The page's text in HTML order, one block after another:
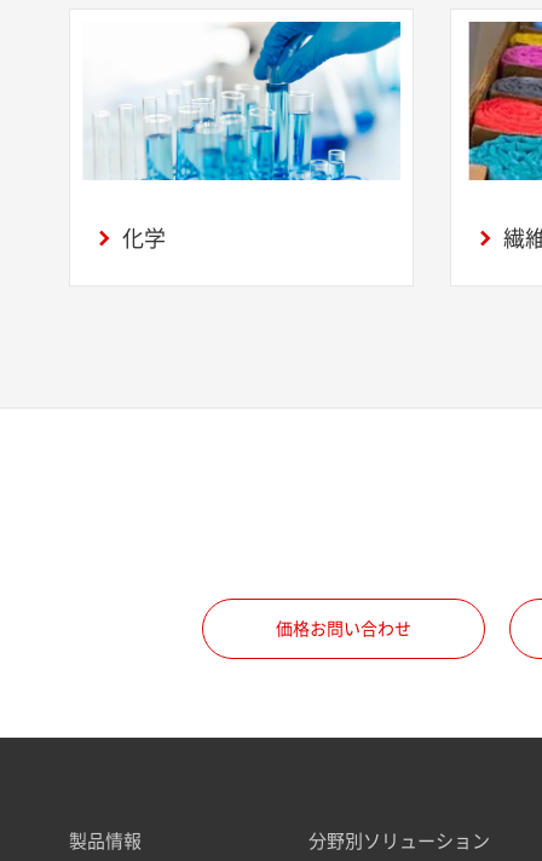
化学 繊
価格お問い合わせ
製品情報 分野別ソリューション